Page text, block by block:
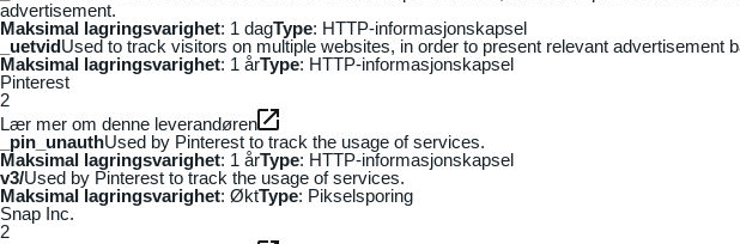
advertisement.
Maksimal lagringsvarighet: 1 dagType: HTTP-informasjonskapsel
_uetvidUsed to track visitors on multiple websites, in order to present relevant advertisement
Maksimal lagringsvarighet: 1 årType: HTTP-informasjonskapsel
Pinterest
2
Lær mer om denne leverandøren
_pin_unauthUsed by Pinterest to track the usage of services.
Maksimal lagringsvarighet: 1 årType: HTTP-informasjonskapsel
v3/Used by Pinterest to track the usage of services.
Maksimal lagringsvarighet: ØktType: Pikselsporing
Snap Inc.
2